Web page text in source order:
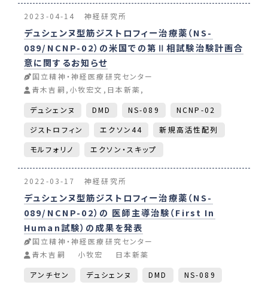
2023-04-14 神経研究所
デュシェンヌ型筋ジストロフィー治療薬（NS-
089/NCNP-02）の米国での第Ⅱ相試験治験計画合
意に関するお知らせ
国立精神・神経医療研究センター
青木吉嗣,小牧宏文,日本新薬,
デュシェンヌ
DMD NS-089
NCNP-02
ジストロフィン
エクソン44
新規高活性配列
モルフォリノ
エクソン・スキップ
2022-03-17 神経研究所
デュシェンヌ型筋ジストロフィー治療薬（NS-
089/NCNP-02）の 医師主導治験（First In
Human試験）の成果を発表
国立精神・神経医療研究センター
青木吉嗣
小牧宏
日本新薬
アンチセン
デュシェンヌ DMD
NS-089